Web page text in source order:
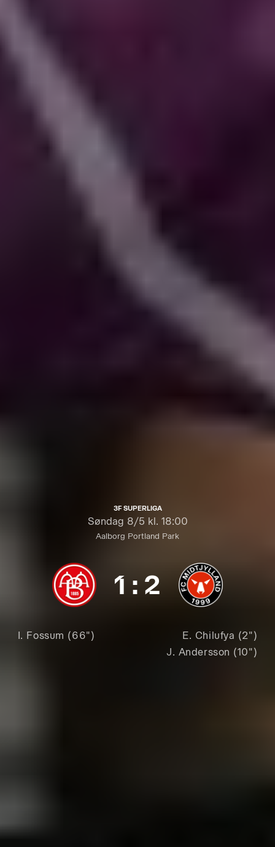
3F SUPERLIGA
Søndag 8/5 kl. 18:00
Aalborg Portland Park
I. Fossum (66")
1 : 2
E. Chilufya (2")
J. Andersson (10")